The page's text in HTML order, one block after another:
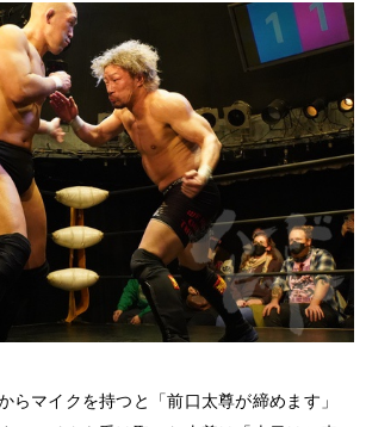
らマイクを持つと「前口太尊が締めます」